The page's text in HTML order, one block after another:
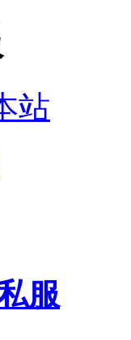
站
服